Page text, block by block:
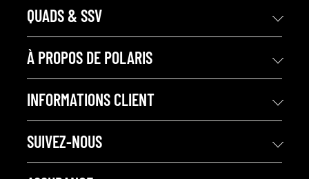
QUADS & SSV
À PROPOS DE POLARIS
INFORMATIONS CLIENT
SUIVEZ-NOUS